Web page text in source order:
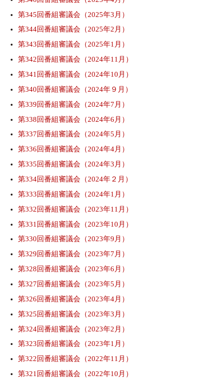
第345回番組審議会（2025年3月）
第344回番組審議会（2025年2月）
第343回番組審議会（2025年1月）
第342回番組審議会（2024年11月）
第341回番組審議会（2024年10月）
第340回番組審議会（2024年９月）
第339回番組審議会（2024年7月）
第338回番組審議会（2024年6月）
第337回番組審議会（2024年5月）
第336回番組審議会（2024年4月）
第335回番組審議会（2024年3月）
第334回番組審議会（2024年２月）
第333回番組審議会（2024年1月）
第332回番組審議会（2023年11月）
第331回番組審議会（2023年10月）
第330回番組審議会（2023年9月）
第329回番組審議会（2023年7月）
第328回番組審議会（2023年6月）
第327回番組審議会（2023年5月）
第326回番組審議会（2023年4月）
第325回番組審議会（2023年3月）
第324回番組審議会（2023年2月）
第323回番組審議会（2023年1月）
第322回番組審議会（2022年11月）
第321回番組審議会（2022年10月）